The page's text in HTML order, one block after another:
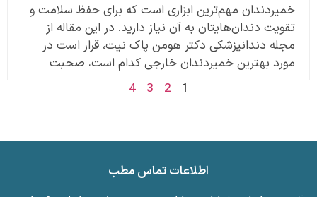
خمیردندان مهم‌ترین ابزاری است که برای حفظ سلامت و
تقویت دندان‌هایتان به آن نیاز دارید. در این مقاله از
مجله دندانپزشکی دکتر هومن پاک نیت، قرار است در
مورد بهترین خمیردندان خارجی کدام است، صحبت
1
2
3
4
اطلاعات تماس مطب